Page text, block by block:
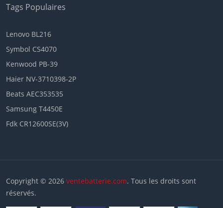
Tags Populaires
Lenovo BL216
Symbol CS4070
Kenwood PB-39
Haier NV-3710398-2P
Beats AEC353535
Samsung T4450E
Fdk CR12600SE(3V)
Copyright © 2026 ventebatterie.com. Tous les droits sont
réservés.